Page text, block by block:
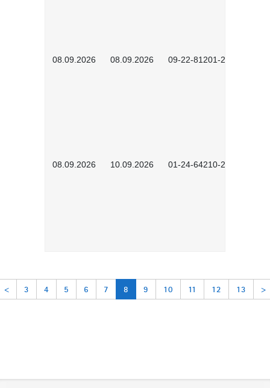
08.09.2026 08.09.2026 09-22-81201-2608
08.09.2026 10.09.2026 01-24-64210-2602
< 3 4 5 6 7 8 9 10 11 12 13 >